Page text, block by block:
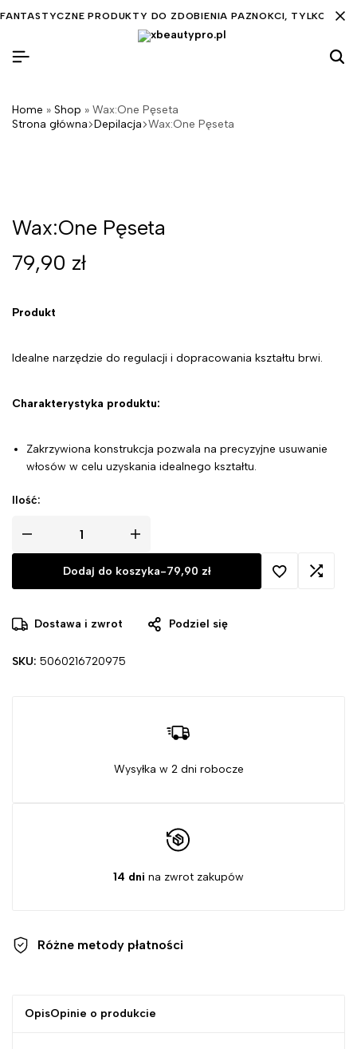
FANTASTYCZNE PRODUKTY DO ZDOBIENIA PAZNOKCI, TYLKO DLA
Home » Shop » Wax:One Pęseta
Strona główna Depilacja Wax:One Pęseta
Wax:One Pęseta
79,90 zł
Produkt
Idealne narzędzie do regulacji i dopracowania kształtu brwi.
Charakterystyka produktu:
Zakrzywiona konstrukcja pozwala na precyzyjne usuwanie
włosów w celu uzyskania idealnego kształtu.
Ilość:
Dodaj do koszyka-79,90 zł
Dostawa i zwrot Podziel się
SKU: 5060216720975
Wysyłka w 2 dni robocze
14 dni na zwrot zakupów
Różne metody płatności
OpisOpinie o produkcie